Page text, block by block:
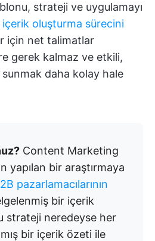
strateji ve uygulamayı
içerik oluşturma sürecini
için net talimatlar
gerek kalmaz ve etkili,
daha kolay hale
Content Marketing
yapılan bir araştırmaya
pazarlamacılarının
bir içerik
strateji neredeyse her
bir içerik özeti ile